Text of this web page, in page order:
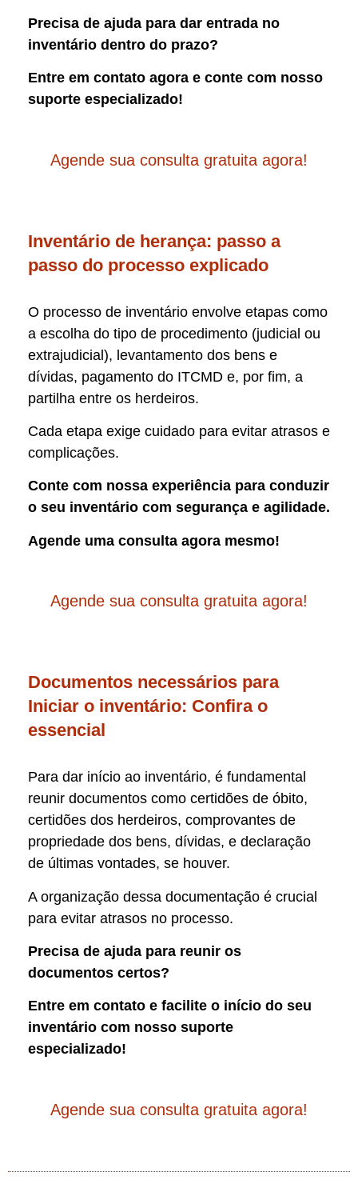
Precisa de ajuda para dar entrada no
inventário dentro do prazo?
Entre em contato agora e conte com nosso
suporte especializado!
Agende sua consulta gratuita agora!
Inventário de herança: passo a
passo do processo explicado
O processo de inventário envolve etapas como
a escolha do tipo de procedimento (judicial ou
extrajudicial), levantamento dos bens e
dívidas, pagamento do ITCMD e, por fim, a
partilha entre os herdeiros.
Cada etapa exige cuidado para evitar atrasos e
complicações.
Conte com nossa experiência para conduzir
o seu inventário com segurança e agilidade.
Agende uma consulta agora mesmo!
Agende sua consulta gratuita agora!
Documentos necessários para
Iniciar o inventário: Confira o
essencial
Para dar início ao inventário, é fundamental
reunir documentos como certidões de óbito,
certidões dos herdeiros, comprovantes de
propriedade dos bens, dívidas, e declaração
de últimas vontades, se houver.
A organização dessa documentação é crucial
para evitar atrasos no processo.
Precisa de ajuda para reunir os
documentos certos?
Entre em contato e facilite o início do seu
inventário com nosso suporte
especializado!
Agende sua consulta gratuita agora!